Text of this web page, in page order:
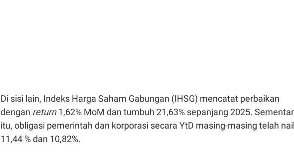
Di sisi lain, Indeks Harga Saham Gabungan (IHSG) mencatat perbaikan
dengan return1,62% MoM dan tumbuh 21,63% sepanjang 2025.
itu, obligasi pemerintah dan korporasi secara YtD masing-masing telah
11,44 % dan 10,82%.